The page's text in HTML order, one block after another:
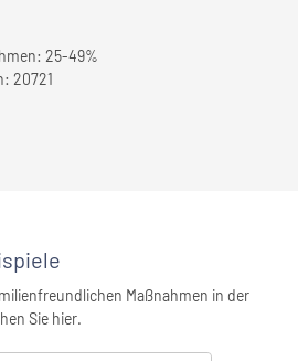
25-49%
20721
Maßnahmen in der
Sie hier.